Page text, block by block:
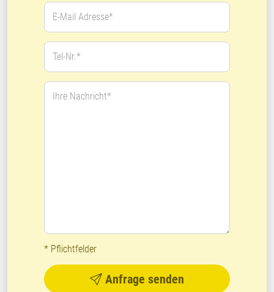
E-Mail Adresse*
Tel-Nr.*
Ihre Nachricht*
* Pflichtfelder
Anfrage senden